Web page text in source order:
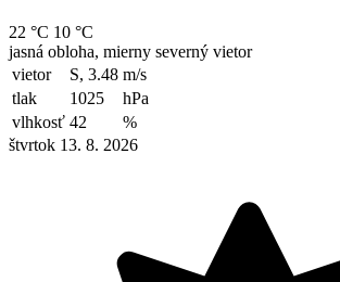
22 °C 10 °C
jasná obloha, mierny severný vietor
vietor
S, 3.48 m/s
tlak
1025
hPa
vlhkosť 42
%
štvrtok 13. 8. 2026